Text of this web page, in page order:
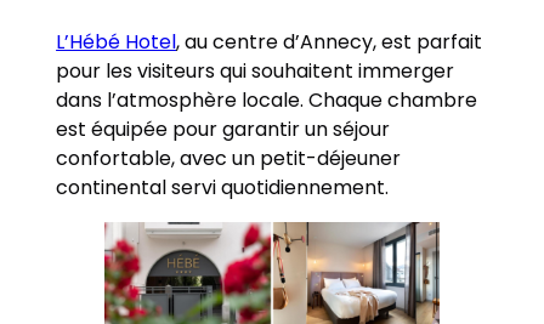
L’Hébé Hotel, au centre d’Annecy, est parfait
pour les visiteurs qui souhaitent immerger
dans l’atmosphère locale. Chaque chambre
est équipée pour garantir un séjour
confortable, avec un petit-déjeuner
continental servi quotidiennement.